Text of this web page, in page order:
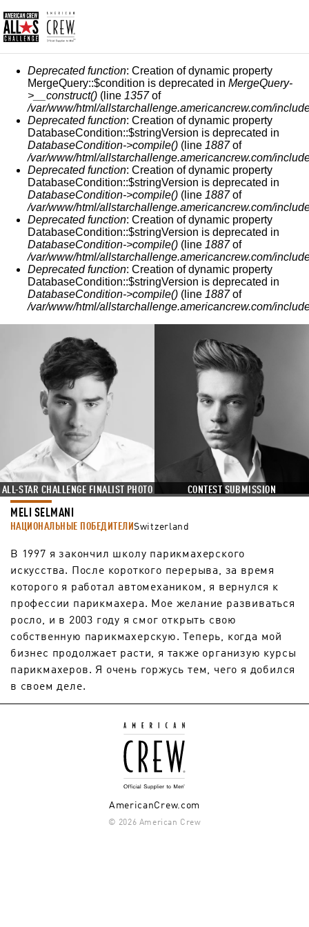
СООБЩЕНИЕ ОБ ОШИБКЕ
Deprecated function: Creation of dynamic property
MergeQuery::$condition is deprecated in MergeQuery-
>__construct() (line 1357of
/var/www/html/allstarchallenge.americancrew.com/
Deprecated function: Creation of dynamic property
DatabaseCondition::$stringVersion is deprecated in
DatabaseCondition->compile() (line 1887of
/var/www/html/allstarchallenge.americancrew.com/
Deprecated function: Creation of dynamic property
DatabaseCondition::$stringVersion is deprecated in
DatabaseCondition->compile() (line 1887of
/var/www/html/allstarchallenge.americancrew.com/
Deprecated function: Creation of dynamic property
DatabaseCondition::$stringVersion is deprecated in
DatabaseCondition->compile() (line 1887of
/var/www/html/allstarchallenge.americancrew.com/
Deprecated function: Creation of dynamic property
DatabaseCondition::$stringVersion is deprecated in
DatabaseCondition->compile() (line 1887of
/var/www/html/allstarchallenge.americancrew.com/
ALL-STAR CHALLENGE FINALIST PHOTO CONTEST SUBMISSION
MELI SELMANI
НАЦИОНАЛЬНЫЕ ПОБЕДИТЕЛИSwitzerland
В 1997 я закончил школу парикмахерского
искусства. После короткого перерыва, за время
которого я работал автомехаником, я вернулся к
профессии парикмахера. Мое желание развиваться
росло, и в 2003 году я смог открыть свою
собственную парикмахерскую. Теперь, когда мой
бизнес продолжает расти, я также организую курсы
парикмахеров. Я очень горжусь тем, чего я добился
в своем деле.
AmericanCrew.com
© 2026 American Crew